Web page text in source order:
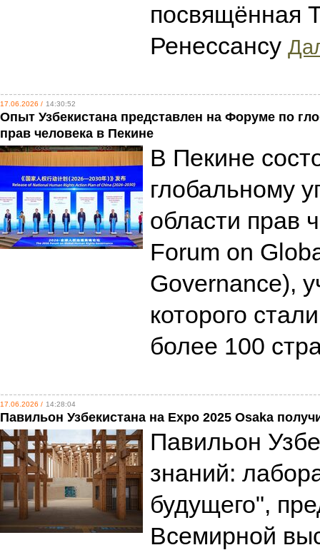
посвящённая
Ренессансу
17.06.2026 / 14:30:52
Опыт Узбекистана представлен на Форуме по
прав человека в Пекине
В Пекине
глобальному
области прав
Forum on
Governance),
которого
более 100
17.06.2026 / 14:28:04
Павильон Узбекистана на Expo 2025 Osaka
Павильон
знаний:
будущего",
Всемирной